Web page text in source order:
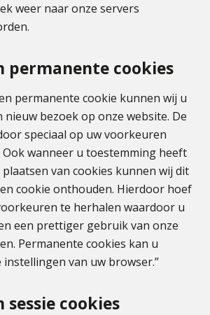
weer naar onze servers
permanente cookies
permanente cookie kunnen wij u
bezoek op onze website. De
speciaal op uw voorkeuren
wanneer u toestemming heeft
van cookies kunnen wij dit
cookie onthouden. Hierdoor hoef
te herhalen waardoor u
een prettiger gebruik van onze
Permanente cookies kan u
van uw browser.”
sessie cookies